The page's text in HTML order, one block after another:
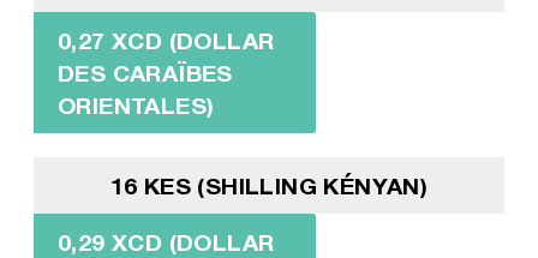
0,27 XCD (DOLLAR
DES CARAÏBES
ORIENTALES)
16 KES (SHILLING KÉNYAN)
0,29 XCD (DOLLAR